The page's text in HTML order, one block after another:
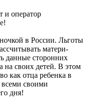
и оператор
в России. Льготы
матери-
данные сторонних
на своих детей. В этом
как отца ребенка в
своими
дня!